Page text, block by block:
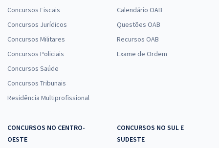
Concursos Fiscais
Concursos Jurídicos
Concursos Militares
Concursos Policiais
Concursos Saúde
Concursos Tribunais
Residência Multiprofissional
Calendário OAB
Questões OAB
Recursos OAB
Exame de Ordem
CONCURSOS NO CENTRO-
OESTE
CONCURSOS NO SUL E
SUDESTE